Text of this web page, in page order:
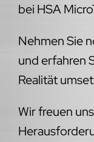
bei HSA
Nehmen Sie
und erfahren
Realität
Wir freuen